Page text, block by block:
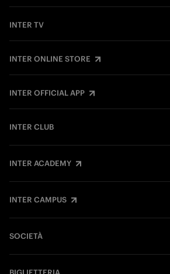
INTER TV
INTER ONLINE STORE
INTER OFFICIAL APP
INTER CLUB
INTER ACADEMY
INTER CAMPUS
SOCIETÀ